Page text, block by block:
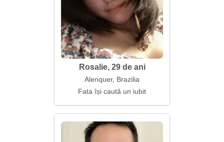
Rosalie, 29 de ani
Alenquer, Brazilia
Fata își caută un iubit